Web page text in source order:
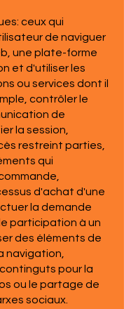
ceux qui
de naviguer
une plate-forme
et d'utiliser les
ou services dont il
contrôler le
de
la session,
restreint parties,
qui
d'achat d'une
la demande
participation à un
des éléments de
navigation,
pour la
ou le partage de
sociaux.